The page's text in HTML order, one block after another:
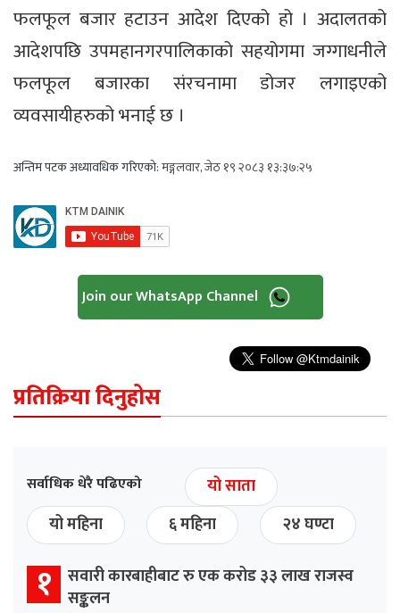
फलफूल बजार हटाउन आदेश दिएको हो । अदालतको
आदेशपछि उपमहानगरपालिकाको सहयोगमा जग्गाधनीले
फलफूल बजारका संरचनामा डोजर लगाइएको
व्यवसायीहरुको भनाई छ ।
अन्तिम पटक अध्यावधिक गरिएको:मङ्गलवार, जेठ १९ २०८३ १३:३७:२५
Join our WhatsApp Channel
प्रतिक्रिया दिनुहोस
सर्वाधिक धेरै पढिएको
यो साता
यो महिना
६ महिना २४ घण्टा
१ सवारी कारबाहीबाट रु एक करोड ३३ लाख राजस्व
सङ्कलन